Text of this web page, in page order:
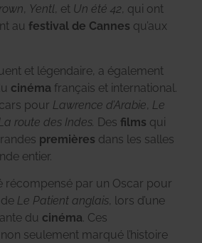
, Yentl, et Un été 42, qui ont
au festival de Cannes qu’aux
et légendaire, a également
cinéma français et international.
pour Lawrence d’Arabie, Le
route des Indes. Des films qui
premières dans les salles
entier.
récompensé par un Oscar pour
Le Patient anglais, lors d’une
du cinéma. Ces
seulement marqué l’histoire